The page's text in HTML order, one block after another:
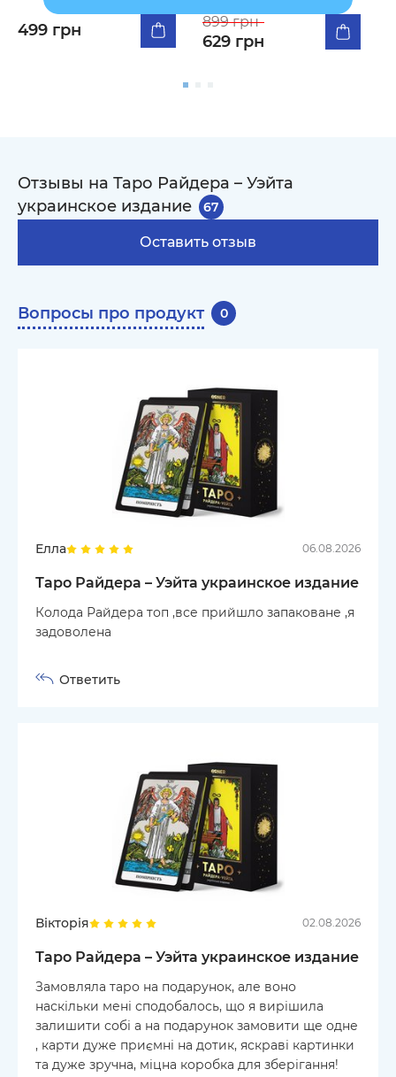
499 грн 899 грн
629 грн
Отзывы на Таро Райдера – Уэйта
украинское издание
67
Оставить отзыв
Вопросы про продукт 0
Елла 06.08.2026
Таро Райдера – Уэйта украинское издание
Колода Райдера топ ,все прийшло запаковане ,я
задоволена
Ответить
Вікторія 02.08.2026
Таро Райдера – Уэйта украинское издание
Замовляла таро на подарунок, але воно
наскільки мені сподобалось, що я вирішила
залишити собі а на подарунок замовити ще одне
, карти дуже приємні на дотик, яскраві картинки
та дуже зручна, міцна коробка для зберігання!